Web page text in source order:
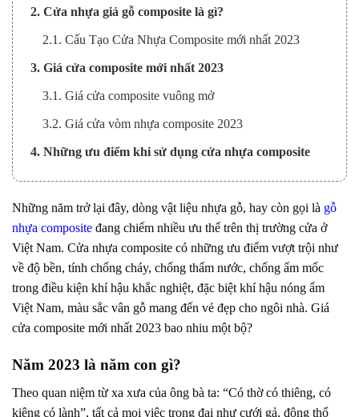
2. Cửa nhựa giả gỗ composite là gì?
2.1. Cấu Tạo Cửa Nhựa Composite mới nhất 2023
3. Giá cửa composite mới nhất 2023
3.1. Giá cửa composite vuông mở
3.2. Giá cửa vòm nhựa composite 2023
4. Những ưu điểm khi sử dụng cửa nhựa composite
Những năm trở lại đây, dòng vật liệu nhựa gỗ, hay còn gọi là gỗ
nhựa composite đang chiếm nhiều ưu thế trên thị trường cửa ở
Việt Nam. Cửa nhựa composite có những ưu điểm vượt trội như
về độ bền, tính chống cháy, chống thấm nước, chống ẩm mốc
trong điều kiện khí hậu khắc nghiệt, đặc biệt khí hậu nóng ẩm
Việt Nam, màu sắc vân gỗ mang đến vẻ đẹp cho ngôi nhà. Giá
cửa composite mới nhất 2023 bao nhiu một bộ?
Năm 2023 là năm con gì?
Theo quan niệm từ xa xưa của ông bà ta: “Có thờ có thiêng, có
kiêng có lành”, tất cả mọi việc trọng đại như cưới gả, động thổ